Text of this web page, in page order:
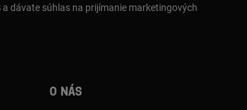
a dávate súhlas na prijímanie marketingových
O nás